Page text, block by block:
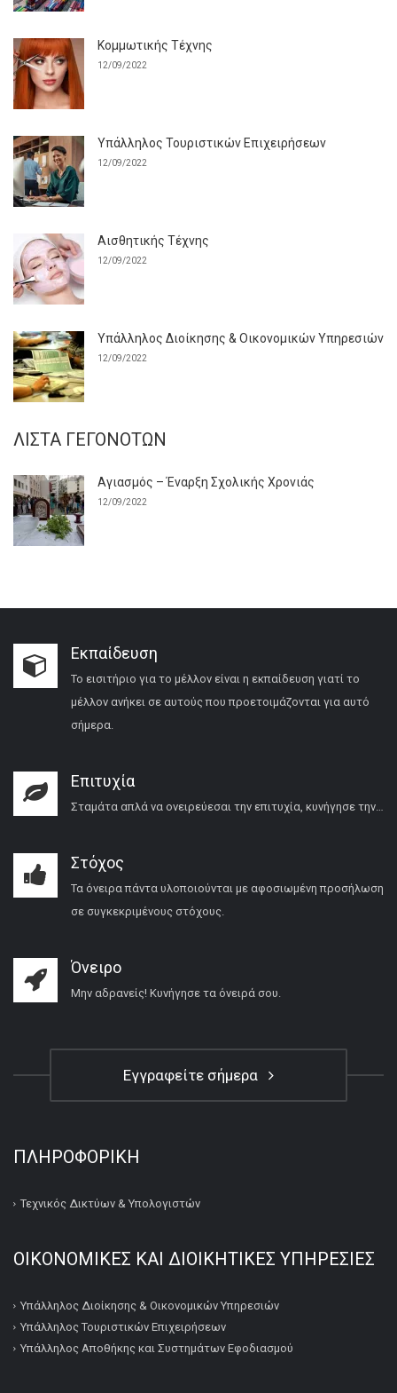
Κομμωτικής Τέχνης
12/09/2022
Υπάλληλος Τουριστικών Επιχειρήσεων
12/09/2022
Αισθητικής Τέχνης
12/09/2022
Υπάλληλος Διοίκησης & Οικονομικών Υπηρεσιών
12/09/2022
ΛΊΣΤΑ ΓΕΓΟΝΌΤΩΝ
Αγιασμός – Έναρξη Σχολικής Χρονιάς
12/09/2022
Εκπαίδευση
Το εισιτήριο για το μέλλον είναι η εκπαίδευση γιατί το
μέλλον ανήκει σε αυτούς που προετοιμάζονται για αυτό
σήμερα.
Επιτυχία
Σταμάτα απλά να ονειρεύεσαι την επιτυχία, κυνήγησε την…
Στόχος
Τα όνειρα πάντα υλοποιούνται με αφοσιωμένη προσήλωση
σε συγκεκριμένους στόχους.
Όνειρο
Μην αδρανείς! Κυνήγησε τα όνειρά σου.
Εγγραφείτε σήμερα
ΠΛΗΡΟΦΟΡΙΚΉ
Τεχνικός Δικτύων & Υπολογιστών
ΟΙΚΟΝΟΜΙΚΕΣ ΚΑΙ ΔΙΟΙΚΗΤΙΚΕΣ ΥΠΗΡΕΣΙΕΣ
Υπάλληλος Διοίκησης & Οικονομικών Υπηρεσιών
Υπάλληλος Τουριστικών Επιχειρήσεων
Υπάλληλος Αποθήκης και Συστημάτων Εφοδιασμού